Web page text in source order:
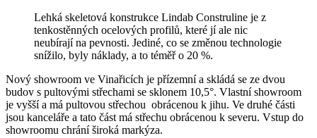
Lehká skeletová konstrukce Lindab Construline je z
tenkostěnných ocelových profilů, které jí ale nic
neubírají na pevnosti. Jediné, co se změnou technologie
snížilo, byly náklady, a to téměř o 20 %.
Nový showroom ve Vinařicích je přízemní a skládá se ze dvou
budov s pultovými střechami se sklonem 10,5°. Vlastní showroom
je vyšší a má pultovou střechou obrácenou k jihu. Ve druhé části
jsou kanceláře a tato část má střechu obrácenou k severu. Vstup do
showroomu chrání široká markýza.